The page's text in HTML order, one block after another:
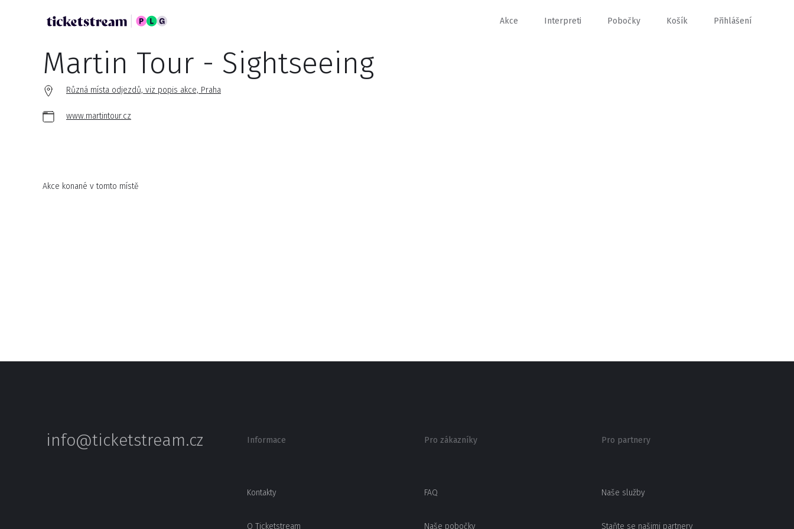
Akce Interpreti Pobočky Košík Přihlášení
Martin Tour - Sightseeing
Různá místa odjezdů, viz popis akce, Praha
www.martintour.cz
Akce konané v tomto místě
info@ticketstream.cz Informace
Kontakty
O Ticketstream
Pro zákazníky
FAQ
Naše pobočky
Pro partnery
Naše služby
Staňte se našimi partnery